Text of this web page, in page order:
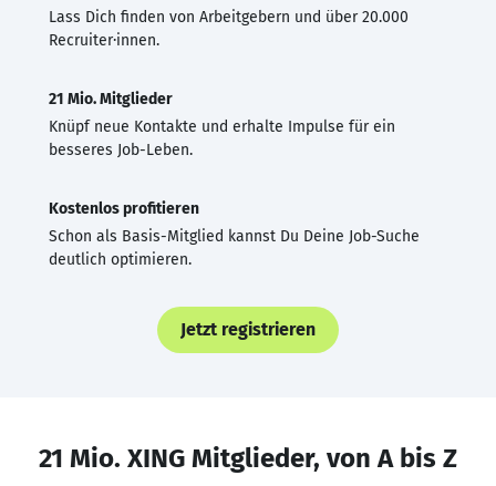
Lass Dich finden von Arbeitgebern und über 20.000
Recruiter·innen.
21 Mio. Mitglieder
Knüpf neue Kontakte und erhalte Impulse für ein
besseres Job-Leben.
Kostenlos profitieren
Schon als Basis-Mitglied kannst Du Deine Job-Suche
deutlich optimieren.
Jetzt registrieren
21 Mio. XING Mitglieder, von A bis Z